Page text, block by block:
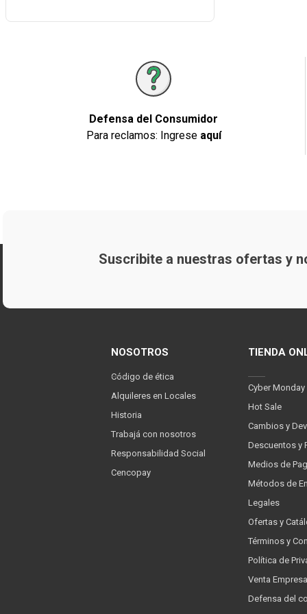
Defensa del Consumidor
Para reclamos: Ingrese aquí
Suscribite a nuestras ofertas y
NOSOTROS
Código de ética
Alquileres en Locales
Historia
Trabajá con nosotros
Responsabilidad Social
Cencopay
TIENDA
Cyber Monday
Hot Sale
Cambios y
Descuentos y
Medios de
Métodos de
Legales
Ofertas y
Términos y
Política de
Venta Empresa
Defensa del